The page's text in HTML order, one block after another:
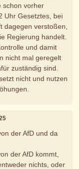
schon vorher
Uhr Gesetztes, bei
dagegen verstoßen,
Regierung handelt.
und damit
nicht mal geregelt
zuständig sind.
nicht und nutzen
der AfD und da
der AfD kommt,
nichts, oder